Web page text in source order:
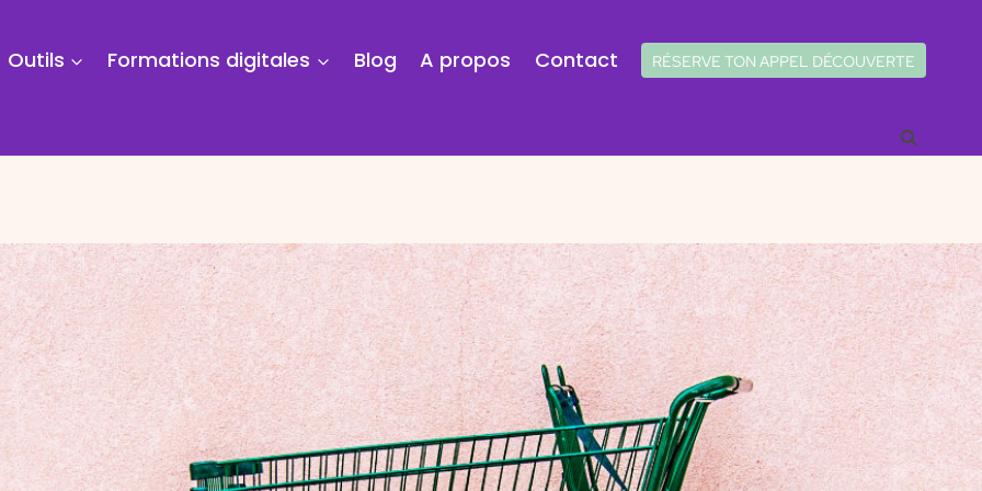
Outils Formations digitales Blog A propos Contact RÉSERVE TON APPEL DÉCOUVERTE